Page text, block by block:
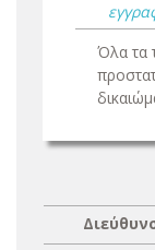
Όλα τα